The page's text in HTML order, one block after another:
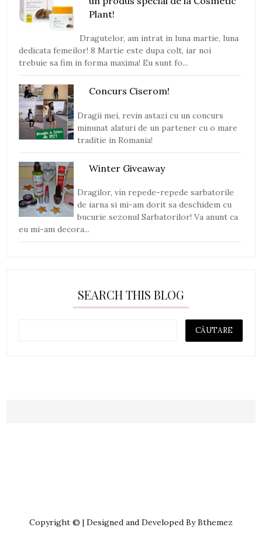
Plant!
Dragutelor, am intrat in luna martie, luna
dedicata femeilor! 8 Martie este dupa colt, iar noi
trebuie sa fim in forma maxima! Eu sunt fo...
Concurs Ciserom!
Dragii mei, revin astazi cu un concurs
minunat alaturi de un partener cu o mare
traditie in Romania!
Winter Giveaway
Dragilor, vin repede-repede sarbatorile
de iarna si mi-am dorit sa deschidem cu
bucurie sezonul Sarbatorilor! Va anunt ca
eu mi-am decora...
SEARCH THIS BLOG
Copyright © | Designed and Developed By Bthemez